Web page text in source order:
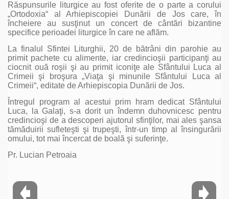
Răspunsurile liturgice au fost oferite de o parte a corului
„Ortodoxia“ al Arhiepiscopiei Dunării de Jos care, în
încheiere au susţinut un concert de cântări bizantine
specifice perioadei liturgice în care ne aflăm.
La finalul Sfintei Liturghii, 20 de bătrâni din parohie au
primit pachete cu alimente, iar credincioşii participanţi au
ciocnit ouă roşii şi au primit iconiţe ale Sfântului Luca al
Crimeii şi broşura „Viaţa şi minunile Sfântului Luca al
Crimeii“, editate de Arhiepiscopia Dunării de Jos.
Întregul program al acestui prim hram dedicat Sfântului
Luca, la Galaţi, s-a dorit un îndemn duhovnicesc pentru
credincioşi de a descoperi ajutorul sfinţilor, mai ales şansa
tămăduirii sufleteşti şi trupeşti, într-un timp al însingurării
omului, tot mai încercat de boală şi suferinţe.
Pr. Lucian Petroaia